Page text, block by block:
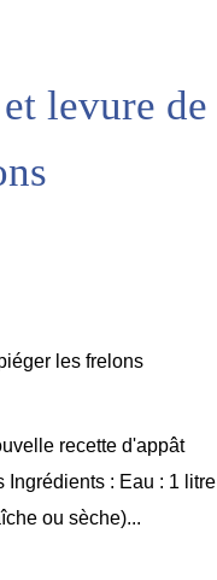
levure de
recette d'appât
: Eau : 1 litre
ou sèche)...